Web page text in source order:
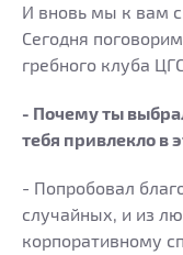
И вновь мы к вам
Сегодня
гребного клуба
- Почему ты
тебя привлекло в
- Попробовал
случайных, и из
корпоративному